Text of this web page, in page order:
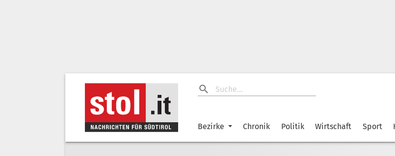
Bezirke Chronik Politik Wirtschaft Sport